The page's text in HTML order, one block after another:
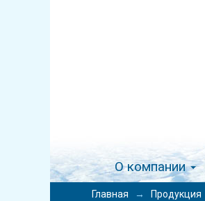
О компании
Главная → Продукция